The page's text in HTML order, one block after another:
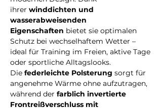
ihrer winddichten und
wasserabweisenden
Eigenschaften bietet sie optimalen
Schutz bei wechselhaftem Wetter –
ideal für Training im Freien, aktive Tage
oder sportliche Alltagslooks.
Die federleichte Polsterung sorgt für
angenehme Wärme ohne aufzutragen,
während der farblich invertierte
Frontreißverschluss mit